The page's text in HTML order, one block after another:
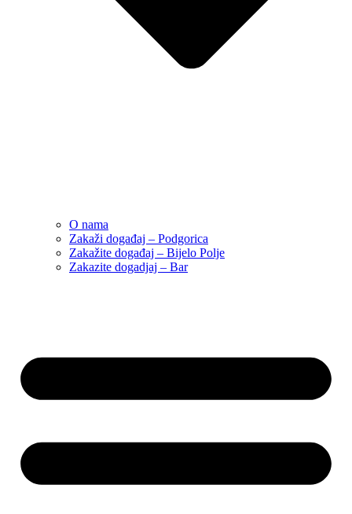
O nama
Zakaži događaj – Podgorica
Zakažite događaj – Bijelo Polje
Zakazite dogadjaj – Bar